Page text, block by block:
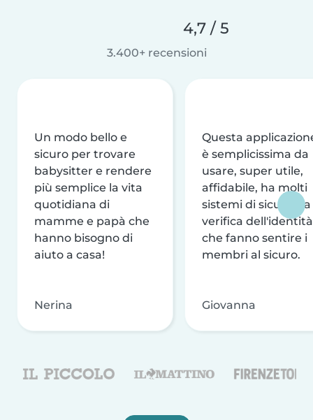
4,7 / 5
3.400+ recensioni
Un modo bello e
sicuro per trovare
babysitter e rendere
più semplice la vita
quotidiana di
mamme e papà che
hanno bisogno di
aiuto a casa!
Nerina
Questa
è semplicissima da
usare, super utile,
affidabile, ha molti
sistemi di sicurezza
verifica dell'identità
che fanno sentire i
membri al sicuro.
Giovanna